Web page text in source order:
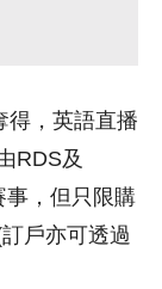
得，英語直播
RDS及
事，但只限購
戶亦可透過